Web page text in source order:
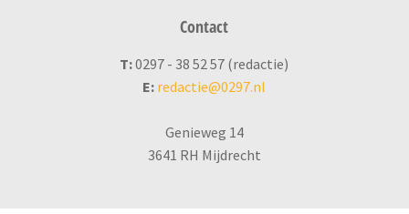
Contact
T:0297 - 38 52 57 (redactie)
E: redactie@0297.nl
Genieweg 14
3641 RH Mijdrecht